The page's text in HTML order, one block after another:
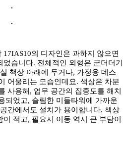
의 디자인은 과하지 않으면
습니다. 전체적인 외형은 군더더기
책상 아래에 두거나, 가정용 데스
어울리는 모습인데요. 색상은 차분
사용해, 업무 공간의 집중도를 해치
되었고, 슬림한 미들타워에 가까운
간에서도 설치가 용이합니다. 책상
적고, 필요시 이동 역시 큰 부담이